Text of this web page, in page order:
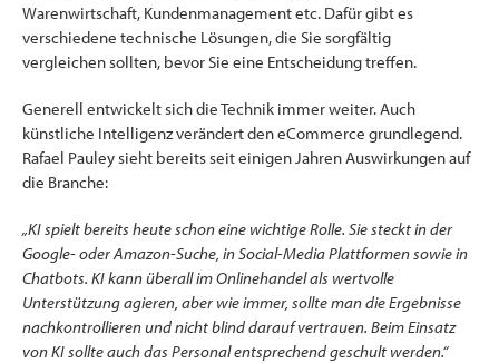
Warenwirtschaft, Kundenmanagement etc. Dafür gibt es
verschiedene technische Lösungen, die Sie sorgfältig
vergleichen sollten, bevor Sie eine Entscheidung treffen.
Generell entwickelt sich die Technik immer weiter. Auch
künstliche Intelligenz verändert den eCommerce grundlegend.
Rafael Pauley sieht bereits seit einigen Jahren Auswirkungen auf
die Branche:
„KI spielt bereits heute schon eine wichtige Rolle. Sie steckt in der
Google- oder Amazon-Suche, in Social-Media Plattformen sowie in
Chatbots. KI kann überall im Onlinehandel als wertvolle
Unterstützung agieren, aber wie immer, sollte man die Ergebnisse
nachkontrollieren und nicht blind darauf vertrauen. Beim Einsatz
von KI sollte auch das Personal entsprechend geschult werden.“